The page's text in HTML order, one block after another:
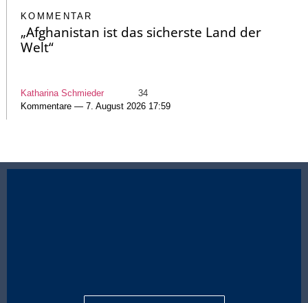
KOMMENTAR
„Afghanistan ist das sicherste Land der
Welt“
Katharina Schmieder
34
Kommentare — 7. August 2026 17:59